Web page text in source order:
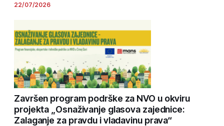
22/07/2026
Završen program podrške za NVO u okviru
projekta „Osnaživanje glasova zajednice:
Zalaganje za pravdu i vladavinu prava“